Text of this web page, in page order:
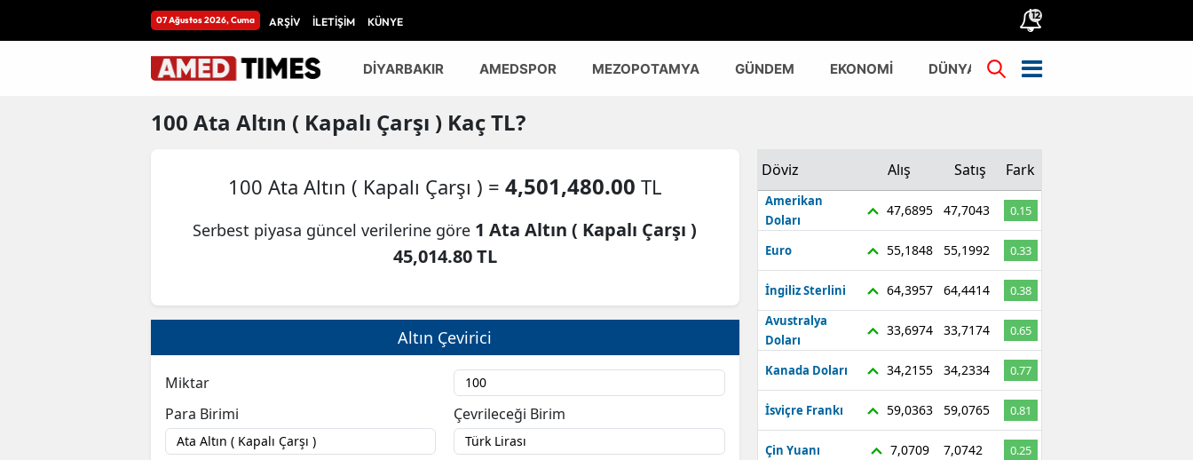
07 Ağustos 2026, Cuma ARŞİV İLETİŞİM KÜNYE 12
DİYARBAKIR AMEDSPOR MEZOPOTAMYA GÜNDEM EKONOMİ DÜNYA TÜRKİYE
100 Ata Altın ( Kapalı Çarşı ) Kaç TL?
100 Ata Altın ( Kapalı Çarşı ) = 4,501,480.00 TL
Serbest piyasa güncel verilerine göre 1 Ata Altın ( Kapalı Çarşı )
45,014.80 TL
Altın Çevirici
Miktar
Para Birimi
Çevrileceği Birim
Döviz Alış Satış Fark
Amerikan
Doları
47,6895 47,7043 0.15
Euro 55,1848 55,1992 0.33
İngiliz Sterlini 64,3957 64,4414
0.38
Avustralya
Doları
33,6974 33,7174 0.65
Kanada Doları 34,2155 34,2334 0.77
İsviçre Frankı 59,0363 59,0765 0.81
Çin Yuanı 7,0709 7,0742 0.25